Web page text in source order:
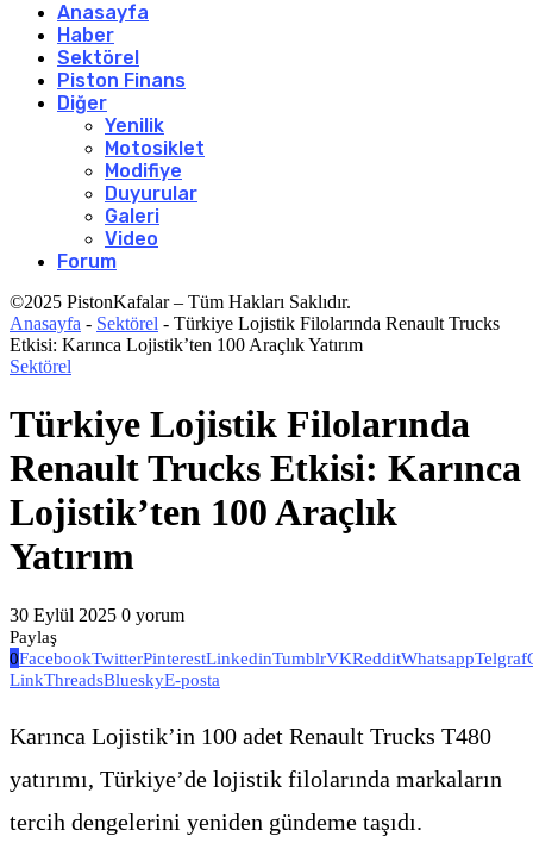
Anasayfa
Haber
Sektörel
Piston Finans
Diğer
Yenilik
Motosiklet
Modifiye
Duyurular
Galeri
Video
Forum
©2025 PistonKafalar – Tüm Hakları Saklıdır.
Anasayfa - Sektörel - Türkiye Lojistik Filolarında Renault Trucks
Etkisi: Karınca Lojistik’ten 100 Araçlık Yatırım
Sektörel
Türkiye Lojistik Filolarında
Renault Trucks Etkisi: Karınca
Lojistik’ten 100 Araçlık
Yatırım
30 Eylül 2025 0 yorum
Paylaş
0FacebookTwitterPinterestLinkedinTumblrVKRedditWhatsappTelgraf
LinkThreadsBlueskyE-posta
Karınca Lojistik’in 100 adet Renault Trucks T480
yatırımı, Türkiye’de lojistik filolarında markaların
tercih dengelerini yeniden gündeme taşıdı.